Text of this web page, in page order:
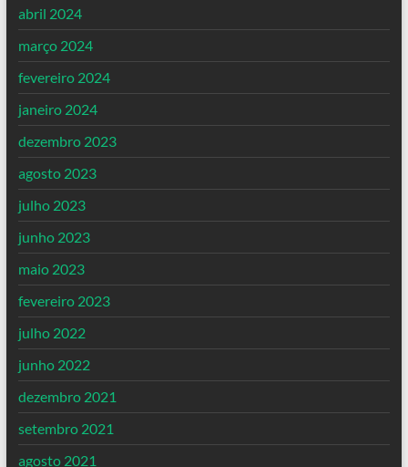
abril 2024
março 2024
fevereiro 2024
janeiro 2024
dezembro 2023
agosto 2023
julho 2023
junho 2023
maio 2023
fevereiro 2023
julho 2022
junho 2022
dezembro 2021
setembro 2021
agosto 2021